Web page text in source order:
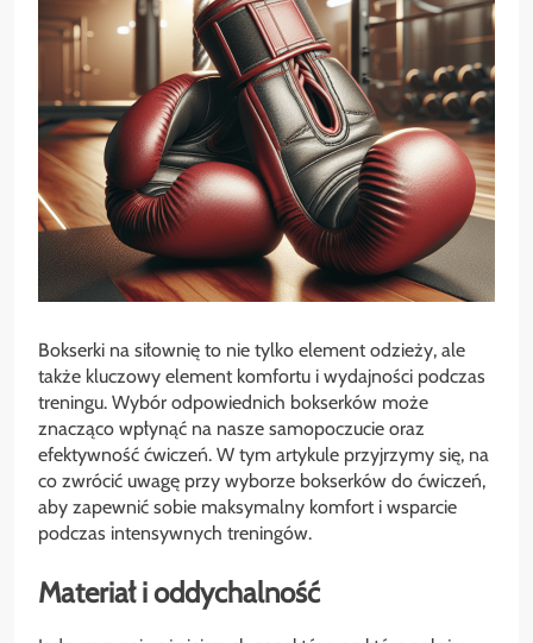
Bokserki na siłownię to nie tylko element odzieży, ale
także kluczowy element komfortu i wydajności podczas
treningu. Wybór odpowiednich bokserków może
znacząco wpłynąć na nasze samopoczucie oraz
efektywność ćwiczeń. W tym artykule przyjrzymy się, na
co zwrócić uwagę przy wyborze bokserków do ćwiczeń,
aby zapewnić sobie maksymalny komfort i wsparcie
podczas intensywnych treningów.
Materiał i oddychalność